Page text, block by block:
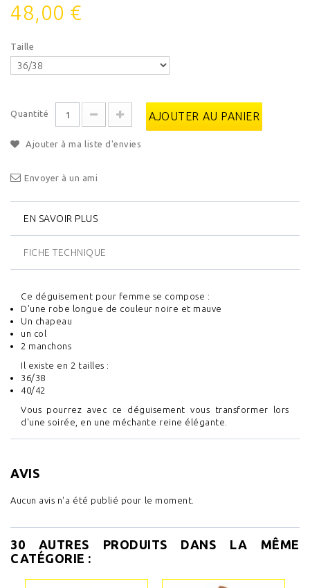
48,00 €
Taille
Quantité AJOUTER AU PANIER
Ajouter à ma liste d'envies
Envoyer à un ami
EN SAVOIR PLUS
FICHE TECHNIQUE
Ce déguisement pour femme se compose :
D'une robe longue de couleur noire et mauve
Un chapeau
un col
2 manchons
Il existe en 2 tailles :
36/38
40/42
Vous pourrez avec ce déguisement vous transformer lors
d'une soirée, en une méchante reine élégante.
AVIS
Aucun avis n'a été publié pour le moment.
30 AUTRES PRODUITS DANS LA MÊME
CATÉGORIE :